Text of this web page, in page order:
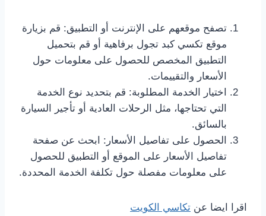
تصفح موقعهم على الإنترنت أو التطبيق: قم بزيارة
موقع تكسي كبد تجول برفاهية أو قم بتحميل
التطبيق المخصص للحصول على معلومات حول
الأسعار والتقييمات.
اختيار الخدمة المطلوبة: قم بتحديد نوع الخدمة
التي تحتاجها، مثل الرحلات العادية أو تأجير السيارة
بالسائق.
الحصول على تفاصيل الأسعار: ابحث عن صفحة
تفاصيل الأسعار على الموقع أو التطبيق للحصول
على معلومات مفصلة حول تكلفة الخدمة المحددة.
اقرا ايضا عن تكاسي الكويت